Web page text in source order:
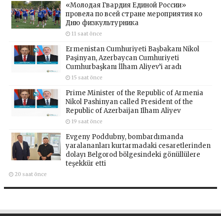
«Молодая Гвардия Единой России»
провела по всей стране мероприятия ко
Дню физкультурника
11 saat önce
Ermenistan Cumhuriyeti Başbakanı Nikol
Paşinyan, Azerbaycan Cumhuriyeti
Cumhurbaşkanı İlham Aliyev’i aradı
15 saat önce
Prime Minister of the Republic of Armenia
Nikol Pashinyan called President of the
Republic of Azerbaijan Ilham Aliyev
19 saat önce
Evgeny Poddubny, bombardımanda
yaralananları kurtarmadaki cesaretlerinden
dolayı Belgorod bölgesindeki gönüllülere
teşekkür etti
20 saat önce